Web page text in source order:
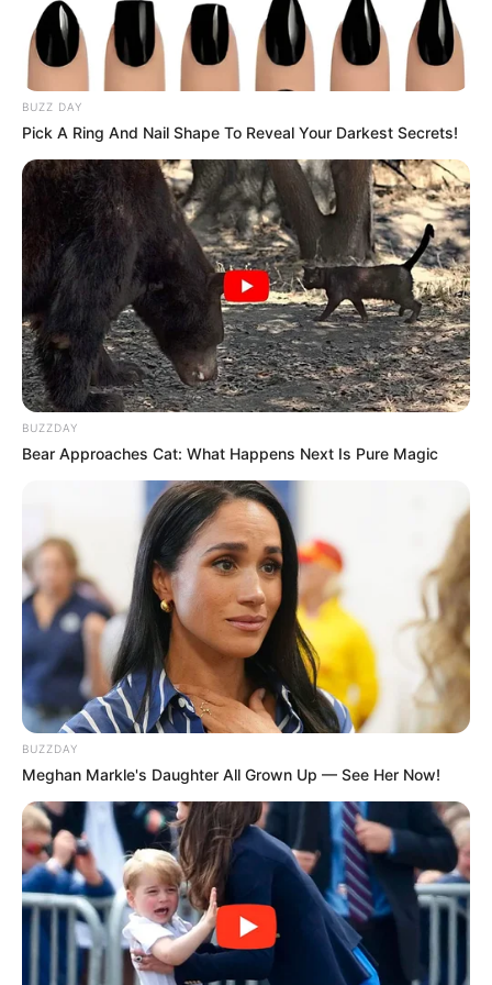
Trailer
SRI ASIH
BUZZ DAY
Pick A Ring And Nail Shape To Reveal Your Darkest Secrets!
BUZZDAY
Bear Approaches Cat: What Happens Next Is Pure Magic
BUZZDAY
Meghan Markle's Daughter All Grown Up — See Her Now!